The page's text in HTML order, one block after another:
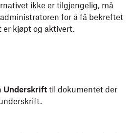
ikke er tilgjengelig, må
for å få bekreftet
kjøpt og aktivert.
Underskrift til dokumentet der